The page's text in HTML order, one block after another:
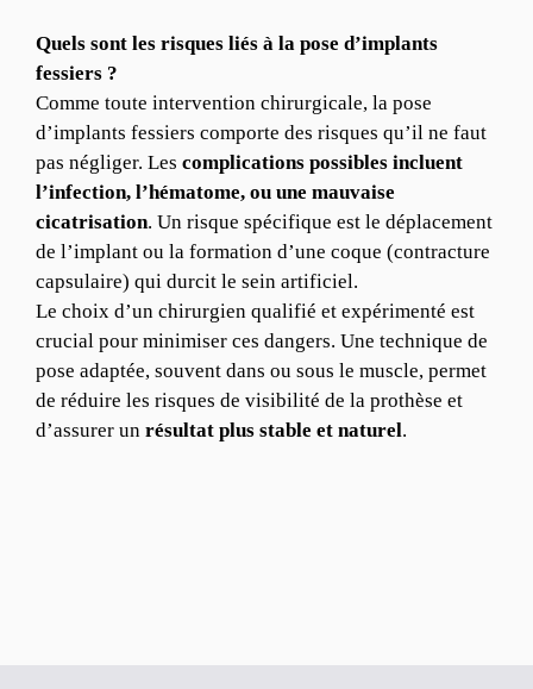
Quels sont les risques liés à la pose d’implants
fessiers ?
Comme toute intervention chirurgicale, la pose
d’implants fessiers comporte des risques qu’il ne faut
pas négliger. Les complications possibles incluent
l’infection, l’hématome, ou une mauvaise
cicatrisation. Un risque spécifique est le déplacement
de l’implant ou la formation d’une coque (contracture
capsulaire) qui durcit le sein artificiel.
Le choix d’un chirurgien qualifié et expérimenté est
crucial pour minimiser ces dangers. Une technique de
pose adaptée, souvent dans ou sous le muscle, permet
de réduire les risques de visibilité de la prothèse et
d’assurer un résultat plus stable et naturel.